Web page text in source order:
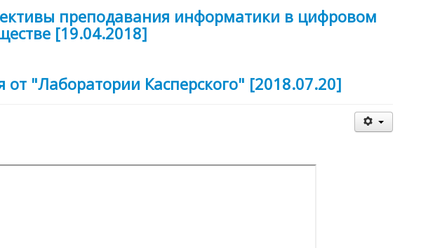
преподавания информатики в цифровом
[19.04.2018]
от "Лаборатории Касперского" [2018.07.20]